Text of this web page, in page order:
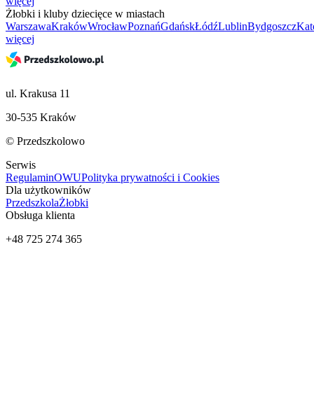
Żłobki i kluby dziecięce w miastach
WarszawaKrakówWrocławPoznańGdańskŁódźLublinBydgoszcz
więcej
ul. Krakusa 11
30-535 Kraków
© Przedszkolowo
Serwis
RegulaminOWUPolityka prywatności i Cookies
Dla użytkowników
PrzedszkolaŻłobki
Obsługa klienta
+48 725 274 365